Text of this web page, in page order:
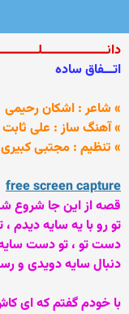
اتـــفاق ساده
» شاعر : اشکان رحیمی
» آهنگ ساز : علی ثابت
» تنظیم : مجتبی کبیری
free screen capture
قصه از این جا شروع
تو رو با یه سایه
دست تو ، تو دست
دنبال سایه دویدی و
با خودم گفتم که ای